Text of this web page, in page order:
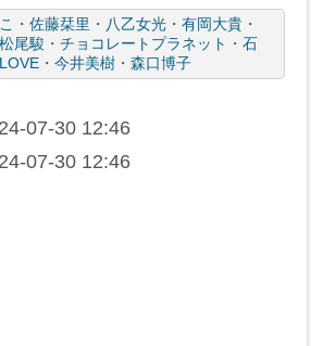
・ 佐藤栞里 ・ 八乙女光・ 有岡大貴・
松尾駿 ・ チョコレートプラネット ・ 石
・ 今井美樹・ 森口博子
07-30 12:46
07-30 12:46